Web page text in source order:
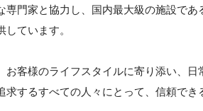
専門家と協力し、国内最大級の施設で
ています。
お客様のライフスタイルに寄り添い、
するすべての人々にとって、信頼でき